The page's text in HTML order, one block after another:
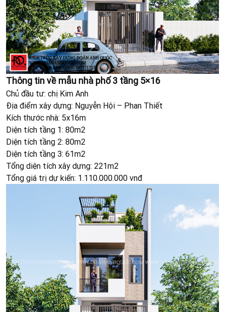
Thông tin về mẫu nhà phố 3 tầng 5×16
Chủ đầu tư: chị Kim Anh
Địa điểm xây dựng: Nguyễn Hội – Phan Thiết
Kích thước nhà: 5x16m
Diện tích tầng 1: 80m2
Diện tích tầng 2: 80m2
Diện tích tầng 3: 61m2
Tổng diện tích xây dựng: 221m2
Tổng giá trị dự kiến: 1.110.000.000 vnđ